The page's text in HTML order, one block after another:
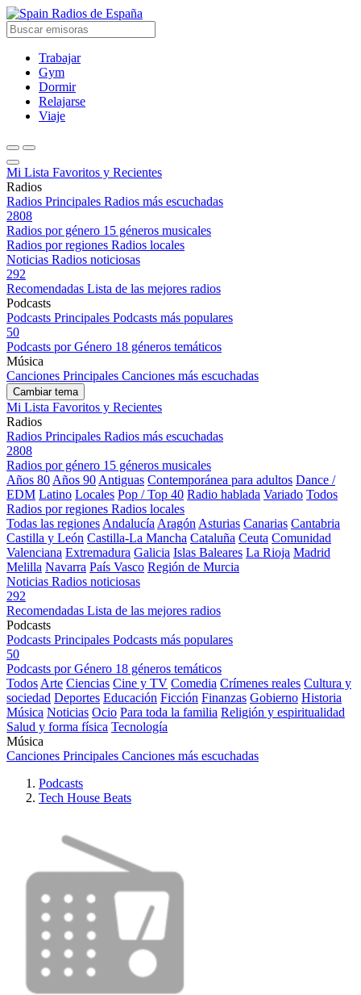
Radios de España
Trabajar
Gym
Dormir
Relajarse
Viaje
Mi Lista Favoritos y Recientes
Radios
Radios Principales Radios más escuchadas
2808
Radios por género 15 géneros musicales
Radios por regiones Radios locales
Noticias Radios noticiosas
292
Recomendadas Lista de las mejores radios
Podcasts
Podcasts Principales Podcasts más populares
50
Podcasts por Género 18 géneros temáticos
Música
Canciones Principales Canciones más escuchadas
Cambiar tema
Mi Lista Favoritos y Recientes
Radios
Radios Principales Radios más escuchadas
2808
Radios por género 15 géneros musicales
Años 80 Años 90 Antiguas Contemporánea para adultos Dance /
EDM Latino Locales Pop / Top 40 Radio hablada Variado Todos
Radios por regiones Radios locales
Todas las regiones Andalucía Aragón Asturias Canarias Cantabria
Castilla y León Castilla-La Mancha Cataluña Ceuta Comunidad
Valenciana Extremadura Galicia Islas Baleares La Rioja Madrid
Melilla Navarra País Vasco Región de Murcia
Noticias Radios noticiosas
292
Recomendadas Lista de las mejores radios
Podcasts
Podcasts Principales Podcasts más populares
50
Podcasts por Género 18 géneros temáticos
Todos Arte Ciencias Cine y TV Comedia Crímenes reales Cultura y
sociedad Deportes Educación Ficción Finanzas Gobierno Historia
Música Noticias Ocio Para toda la familia Religión y espiritualidad
Salud y forma física Tecnología
Música
Canciones Principales Canciones más escuchadas
Podcasts
Tech House Beats